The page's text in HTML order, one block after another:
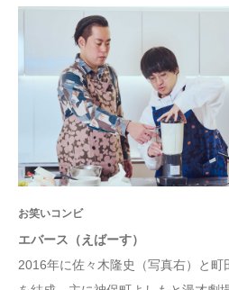
お笑いコンビ
エバース（えばーす）
2016年に佐々木隆史（写真右）と